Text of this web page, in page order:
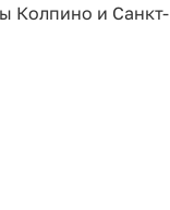
Колпино и